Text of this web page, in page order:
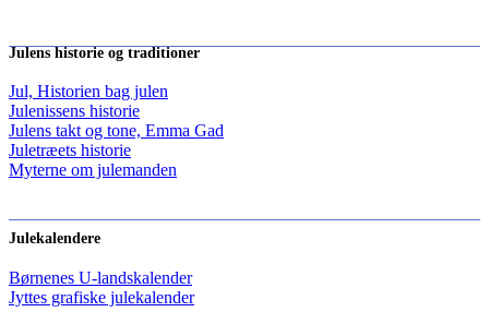
Julens historie og traditioner
Jul, Historien bag julen
Julenissens historie
Julens takt og tone, Emma Gad
Juletræets historie
Myterne om julemanden
Julekalendere
Børnenes U-landskalender
Jyttes grafiske julekalender